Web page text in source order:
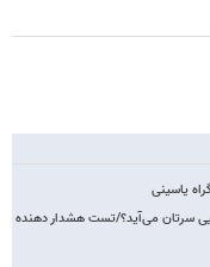
بلایی سرتان می‌آید؟/تست هشدار دهنده